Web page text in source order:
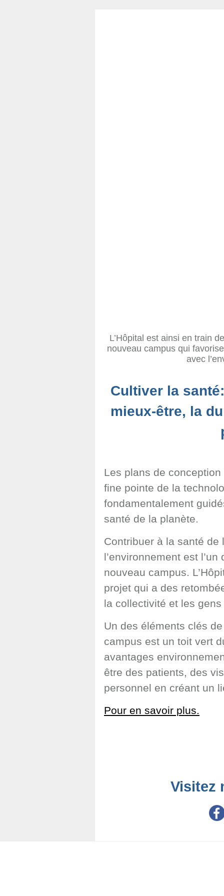
L’Hôpital est ainsi en train
nouveau campus qui
avec
Cultiver la
mieux-être, la
Les plans de
fine pointe de la
fondamentalement
santé de la planète.
Contribuer à la santé
l’environnement est
nouveau campus.
projet qui a des
la collectivité et les
Un des éléments clés
campus est un toit vert
avantages
être des patients, des
personnel en créant un
Pour en savoir plus.
Visitez